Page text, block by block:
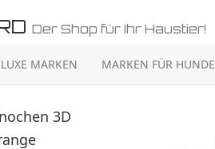
Der Shop für Ihr Haustier!
MARKEN MARKEN FÜR HUNDE
3D